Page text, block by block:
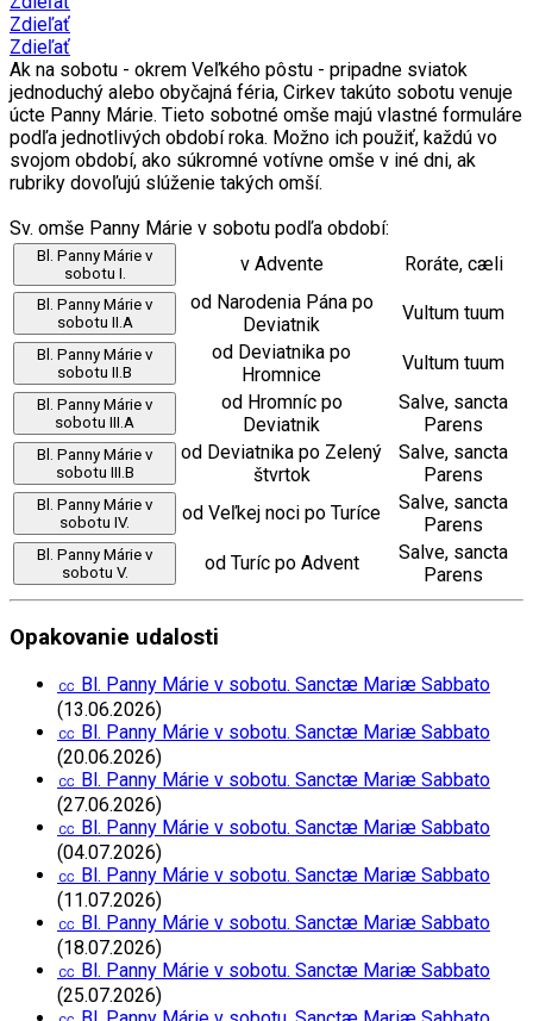
Zdieľať
Zdieľať
Ak na sobotu - okrem Veľkého pôstu - pripadne sviatok
jednoduchý alebo obyčajná féria, Cirkev takúto sobotu venuje
úcte Panny Márie. Tieto sobotné omše majú vlastné formuláre
podľa jednotlivých období roka. Možno ich použiť, každú vo
svojom období, ako súkromné votívne omše v iné dni, ak
rubriky dovoľujú slúženie takých omší.
Sv. omše Panny Márie v sobotu podľa období:
Bl. Panny Márie v
sobotu I.
v Advente Roráte, cæli
Bl. Panny Márie v
sobotu II.A
od Narodenia Pána po
Deviatnik
Vultum tuum
Bl. Panny Márie v
sobotu II.B
od Deviatnika po
Hromnice
Vultum tuum
Bl. Panny Márie v
sobotu III.A
od Hromníc po
Deviatnik
Salve, sancta
Parens
Bl. Panny Márie v
sobotu III.B
od Deviatnika po Zelený
štvrtok
Salve, sancta
Parens
Bl. Panny Márie v
sobotu IV.
od Veľkej noci po Turíce
Salve, sancta
Parens
Bl. Panny Márie v
sobotu V.
od Turíc po Advent
Salve, sancta
Parens
Opakovanie udalosti
㏄ Bl. Panny Márie v sobotu. Sanctæ Mariæ Sabbato
(13.06.2026)
㏄ Bl. Panny Márie v sobotu. Sanctæ Mariæ Sabbato
(20.06.2026)
㏄ Bl. Panny Márie v sobotu. Sanctæ Mariæ Sabbato
(27.06.2026)
㏄ Bl. Panny Márie v sobotu. Sanctæ Mariæ Sabbato
(04.07.2026)
㏄ Bl. Panny Márie v sobotu. Sanctæ Mariæ Sabbato
(11.07.2026)
㏄ Bl. Panny Márie v sobotu. Sanctæ Mariæ Sabbato
(18.07.2026)
㏄ Bl. Panny Márie v sobotu. Sanctæ Mariæ Sabbato
(25.07.2026)